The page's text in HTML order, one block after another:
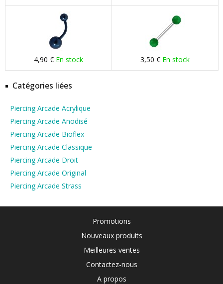
4,90 € En stock 3,50 € En stock
Catégories liées
Piercing Arcade Acrylique
Piercing Arcade Anodisé
Piercing Arcade Bioflex
Piercing Arcade Classique
Piercing Arcade Droit
Piercing Arcade Original
Piercing Arcade Strass
Promotions
Nouveaux produits
Meilleures ventes
Contactez-nous
A propos